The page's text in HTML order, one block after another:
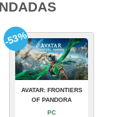
AVATAR: FRONTIERS
OF PANDORA
PC
-53%